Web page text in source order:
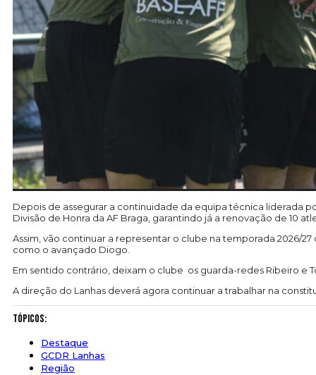
Depois de assegurar a continuidade da equipa técnica liderada
Divisão de Honra da AF Braga, garantindo já a renovação de 10
Assim, vão continuar a representar o clube na temporada 2026/
como o avançado Diogo.
Em sentido contrário, deixam o clube os guarda-redes Ribeiro e
A direção do Lanhas deverá agora continuar a trabalhar na
Tópicos:
Destaque
GCDR Lanhas
Região